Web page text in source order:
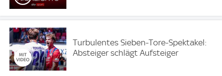
Turbulentes Sieben-Tore-Spektakel:
Absteiger schlägt Aufsteiger